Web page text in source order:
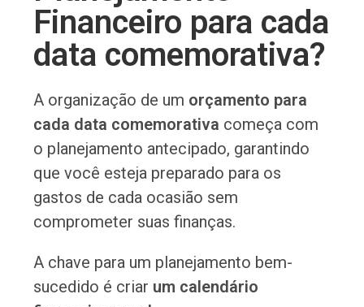
Financeiro para cada
data comemorativa?
A organização de um orçamento para
cada data comemorativa começa com
o planejamento antecipado, garantindo
que você esteja preparado para os
gastos de cada ocasião sem
comprometer suas finanças.
A chave para um planejamento bem-
sucedido é criar um calendário